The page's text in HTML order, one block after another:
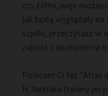
czy żółto, więc
jak będą wyglądały
szpilki, przeczytasz w
zajęcia z anatomii na
Polecam Ci też "Atlas
H. Nettera (zwany po